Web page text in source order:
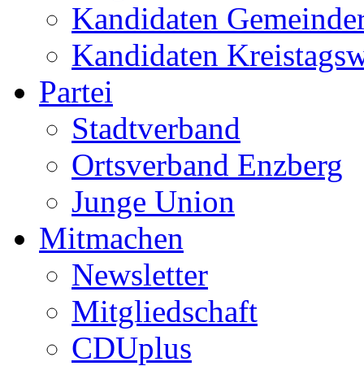
Kandidaten
Kandidaten
Partei
Stadtverband
Ortsverband Enzberg
Junge Union
Mitmachen
Newsletter
Mitgliedschaft
CDUplus